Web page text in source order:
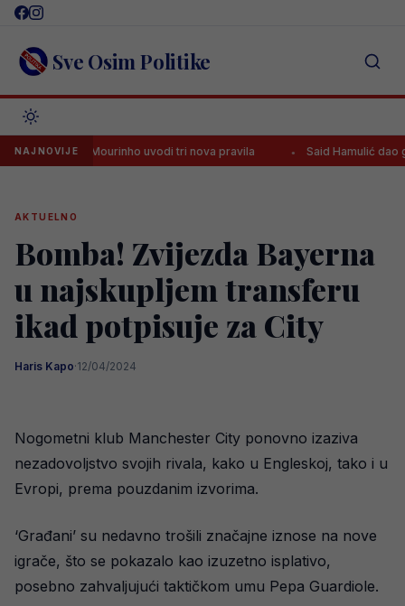
Skip
content Sve Osim Politike
NAJNOVIJE
Realu, Mourinho uvodi tri nova pravila Said Hamulić dao gol
AKTUELNO
Bomba! Zvijezda Bayerna
u najskupljem transferu
ikad potpisuje za City
Haris Kapo·12/04/2024
Nogometni klub Manchester City ponovno izaziva
nezadovoljstvo svojih rivala, kako u Engleskoj, tako i u
Evropi, prema pouzdanim izvorima.
‘Građani’ su nedavno trošili značajne iznose na nove
igrače, što se pokazalo kao izuzetno isplativo,
posebno zahvaljujući taktičkom umu Pepa Guardiole.